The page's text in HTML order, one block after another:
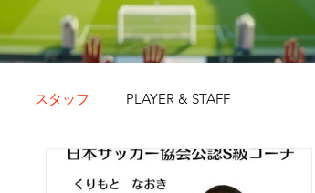
スタッフ PLAYER & STAFF